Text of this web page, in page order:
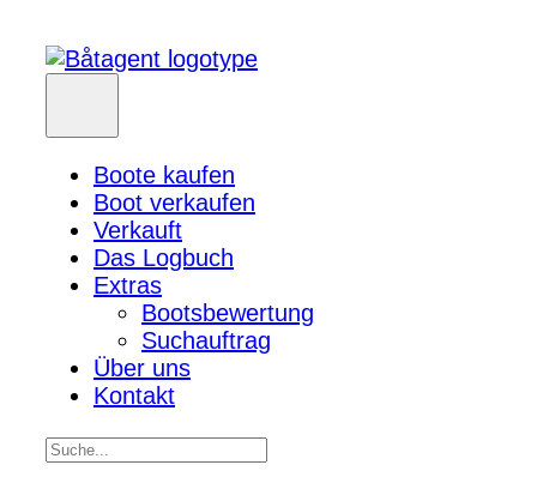
Boote kaufen
Boot verkaufen
Verkauft
Das Logbuch
Extras
Bootsbewertung
Suchauftrag
Über uns
Kontakt